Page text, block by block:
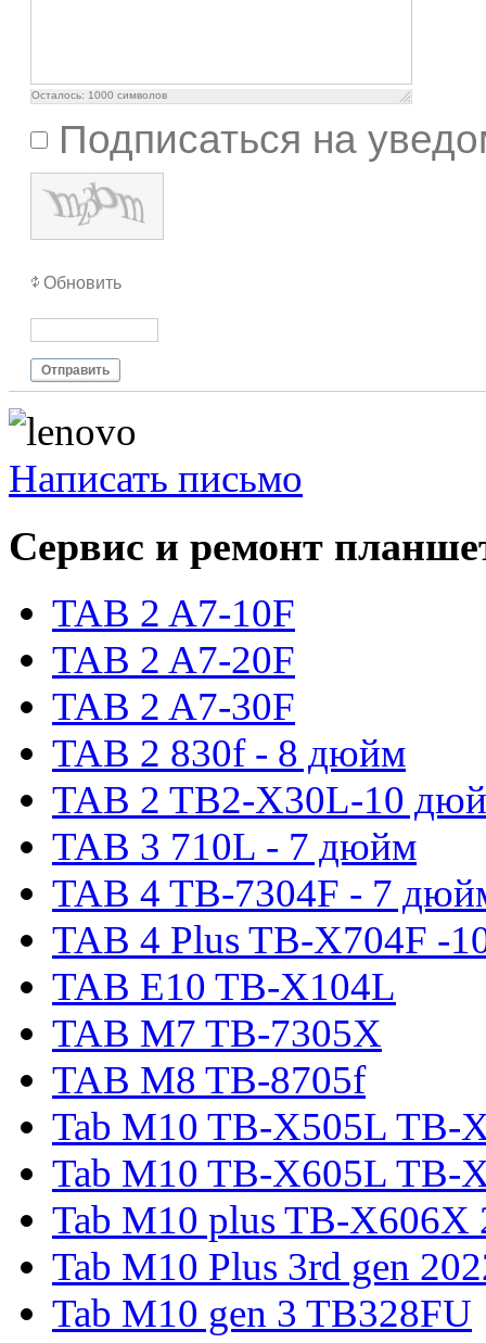
Осталось: 1000 символов
Подписаться на
Обновить
Отправить
Написать письмо
Сервис и ремонт
TAB 2 A7-10F
TAB 2 A7-20F
TAB 2 A7-30F
TAB 2 830f - 8 дюйм
TAB 2 TB2-X30L-10
TAB 3 710L - 7 дюйм
TAB 4 TB-7304F - 7
TAB 4 Plus TB-X704F -
TAB E10 TB-X104L
TAB M7 TB-7305X
TAB M8 TB-8705f
Tab M10 TB-X505L TB-
Tab M10 TB-X605L TB-
Tab M10 plus TB-X606X
Tab M10 Plus 3rd gen
Tab M10 gen 3 TB328FU